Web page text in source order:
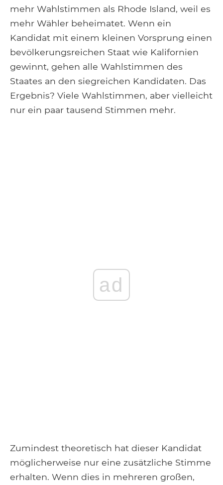
mehr Wahlstimmen als Rhode Island, weil es
mehr Wähler beheimatet. Wenn ein
Kandidat mit einem kleinen Vorsprung einen
bevölkerungsreichen Staat wie Kalifornien
gewinnt, gehen alle Wahlstimmen des
Staates an den siegreichen Kandidaten. Das
Ergebnis? Viele Wahlstimmen, aber vielleicht
nur ein paar tausend Stimmen mehr.
ad
Zumindest theoretisch hat dieser Kandidat
möglicherweise nur eine zusätzliche Stimme
erhalten. Wenn dies in mehreren großen,